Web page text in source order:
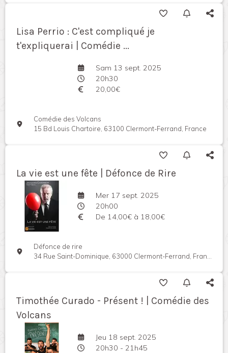
Lisa Perrio : C'est compliqué je
t'expliquerai | Comédie ...
Sam 13 sept. 2025
20h30
20,00€
Comédie des Volcans
15 Bd Louis Chartoire, 63100 Clermont-Ferrand, France
La vie est une fête | Défonce de Rire
Mer 17 sept. 2025
20h00
De 14,00€ à 18,00€
Défonce de rire
34 Rue Saint-Dominique, 63000 Clermont-Ferrand, France
Timothée Curado - Présent ! | Comédie des
Volcans
Jeu 18 sept. 2025
20h30 - 21h45